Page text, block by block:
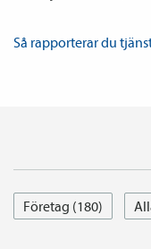
Så rapporterar du
Företag (180)